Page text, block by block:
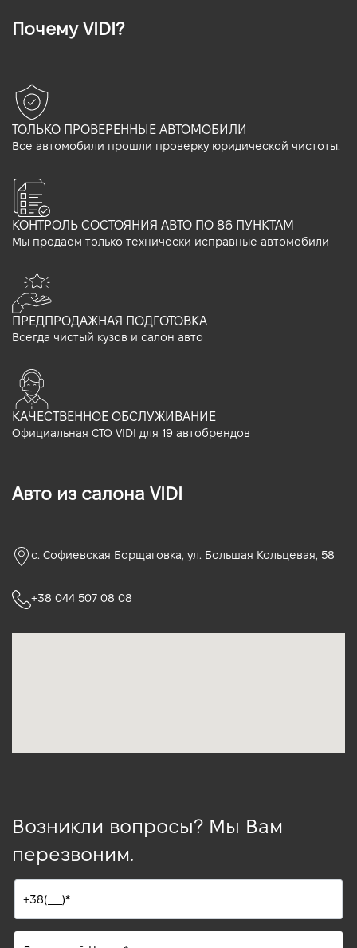
Почему VIDI?
ТОЛЬКО ПРОВЕРЕННЫЕ АВТОМОБИЛИ
Все автомобили прошли проверку юридической чистоты.
КОНТРОЛЬ СОСТОЯНИЯ АВТО ПО 86 ПУНКТАМ
Мы продаем только технически исправные автомобили
ПРЕДПРОДАЖНАЯ ПОДГОТОВКА
Всегда чистый кузов и салон авто
КАЧЕСТВЕННОЕ ОБСЛУЖИВАНИЕ
Официальная СТО VIDI для 19 автобрендов
Авто из салона VIDI
с. Софиевская Борщаговка, ул. Большая Кольцевая, 58
+38 044 507 08 08
Возникли вопросы? Мы Вам
перезвоним.